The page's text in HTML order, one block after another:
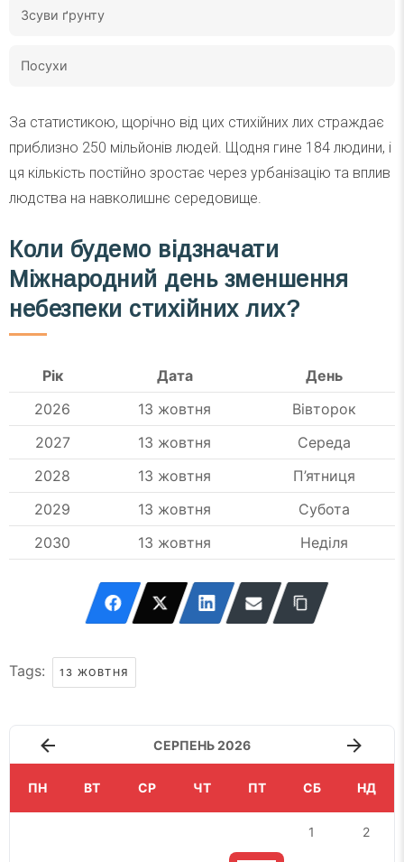
Зсуви ґрунту
Посухи
За статистикою, щорічно від цих стихійних лих страждає
приблизно 250 мільйонів людей. Щодня гине 184 людини, і
ця кількість постійно зростає через урбанізацію та вплив
людства на навколишнє середовище.
Коли будемо відзначати
Міжнародний день зменшення
небезпеки стихійних лих?
Рік Дата
День
2026
13 жовтня
Вівторок
2027
13 жовтня
Середа
2028
13 жовтня
П’ятниця
2029
13 жовтня
Субота
2030
13 жовтня Неділя
Tags: 13 ЖОВТНЯ
СЕРПЕНЬ 2026
ПН ВТ СР ЧТ ПТ СБ НД
1 2